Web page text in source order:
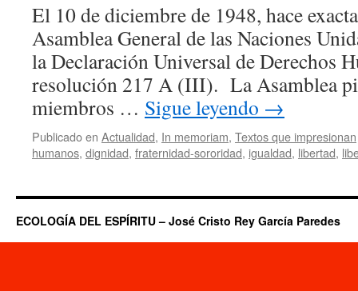
El 10 de diciembre de 1948, hace
Asamblea General de las Naciones
la Declaración Universal de Derechos
resolución 217 A (III). La Asamblea
miembros … Sigue leyendo →
Publicado en Actualidad, In memoriam, Textos que impresionan
humanos, dignidad, fraternidad-sororidad, igualdad, libertad,
ECOLOGÍA DEL ESPÍRITU – José Cristo Rey García Paredes